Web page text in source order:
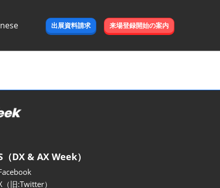
出展資料請求 来場登録開始の案内
（DX & AX Week）
（旧:Twitter）